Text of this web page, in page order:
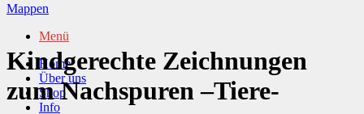
Menü
Home
Über uns
Shop
Info
Kindgerechte Zeichnungen
zum Nachspuren –Tiere-